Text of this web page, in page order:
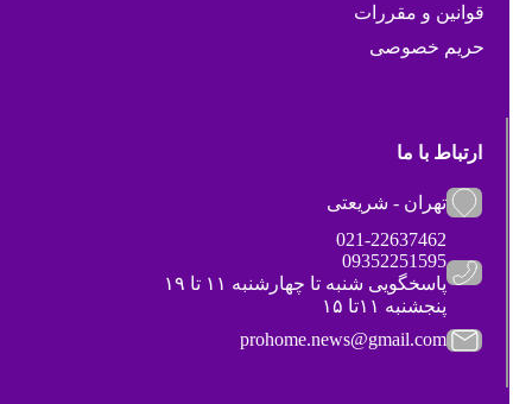
قوانین و مقررات
حریم خصوصی
ارتباط با ما
تهران - شریعتی
021-22637462
09352251595
پاسخگویی شنبه تا چهارشنبه ۱۱ تا ۱۹
پنجشنبه ۱۱تا ۱۵
prohome.news@gmail.com